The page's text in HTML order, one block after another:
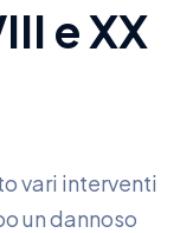
e XX
vari interventi
un dannoso